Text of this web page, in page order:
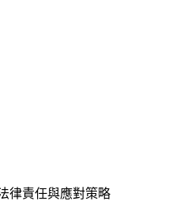
律責任與應對策略